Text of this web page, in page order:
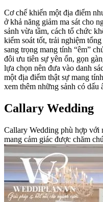
Cơ chế khiến một địa điểm
ở khả năng giảm ma sát cho
sảnh vừa tầm, cách tổ chức
kiểm soát tốt, trải nghiệm
sang trọng mang tính “êm”
đôi ưu tiên sự yên ổn, gọn
lựa chọn nên đưa vào danh
một địa điểm thật sự mang
xem thêm những sảnh có dấu
Callary Wedding
Callary Wedding phù hợp với
mang cảm giác được chăm